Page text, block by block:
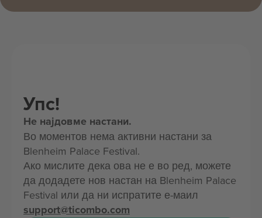
Упс!
Не најдовме настани.
Во моментов нема активни настани за
Blenheim Palace Festival.
Ако мислите дека ова не е во ред, можете
да додадете нов настан на Blenheim Palace
Festival или да ни испратите е-маил
support@ticombo.com